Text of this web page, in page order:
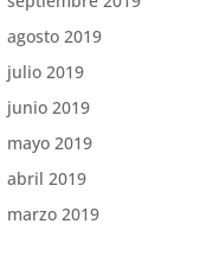
agosto 2019
julio 2019
junio 2019
mayo 2019
abril 2019
marzo 2019